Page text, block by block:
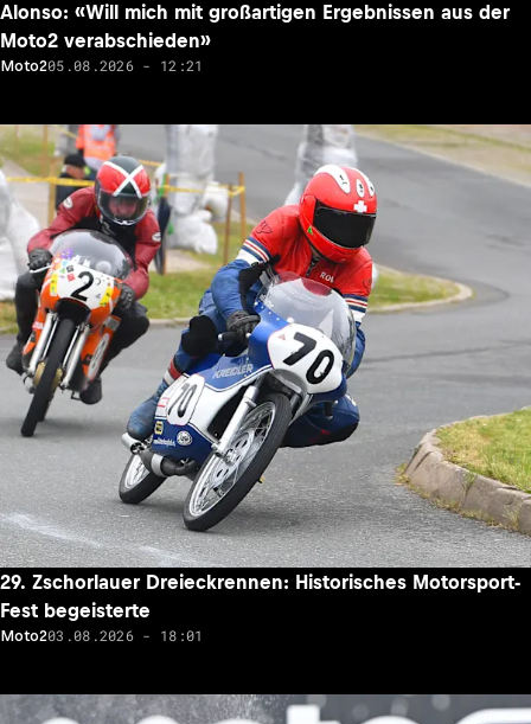
Alonso: «Will mich mit großartigen Ergebnissen aus der
Moto2 verabschieden»
Moto205.08.2026 - 12:21
29. Zschorlauer Dreieckrennen: Historisches Motorsport-
Fest begeisterte
Moto203.08.2026 - 18:01